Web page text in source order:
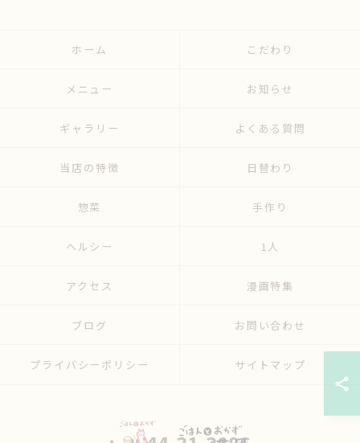
ホーム こだわり
メニュー お知らせ
ギャラリー よくある質問
当店の特徴 日替わり
惣菜 手作り
ヘルシー 1人
アクセス 漫画特集
ブログ お問い合わせ
プライバシーポリシー サイトマップ